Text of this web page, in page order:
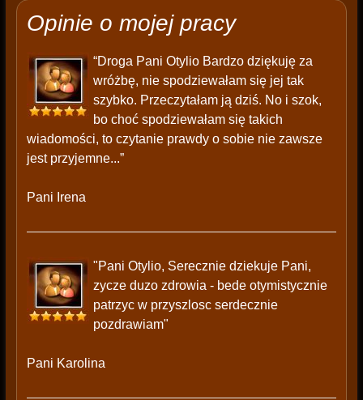
Opinie o mojej pracy
“Droga Pani Otylio Bardzo dziękuję za
wróżbę, nie spodziewałam się jej tak
szybko. Przeczytałam ją dziś. No i szok,
bo choć spodziewałam się takich
wiadomości, to czytanie prawdy o sobie nie zawsze
jest przyjemne...”
Pani Irena
"Pani Otylio, Serecznie dziekuje Pani,
zycze duzo zdrowia - bede otymistycznie
patrzyc w przyszlosc serdecznie
pozdrawiam"
Pani Karolina